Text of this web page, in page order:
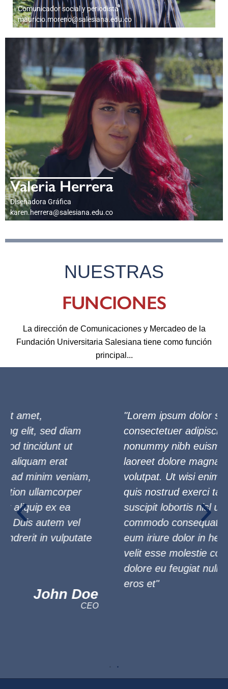
Comunicador social y periodista
mauricio.moreno@salesiana.edu.co
PERFIL PROFESIONAL
Valeria Herrera
Diseñadora Gráfica
karen.herrera@salesiana.edu.co
PERFIL PROFESIONAL
NUESTRAS
FUNCIONES
La dirección de Comunicaciones y Mercadeo de la
Fundación Universitaria Salesiana tiene como función
principal...
"Lorem ipsum dolor sit amet,
consectetuer adipiscing elit, sed diam
nonummy nibh euismod tincidunt ut
laoreet dolore magna aliquam erat
volutpat. Ut wisi enim ad minim veniam,
quis nostrud exerci tation ullamcorper
suscipit lobortis nisl ut aliquip ex ea
commodo consequat. Duis autem vel
eum iriure dolor in hendrerit in vulputate
velit esse molestie consequat, vel illum
dolore eu feugiat nulla facilisis at vero